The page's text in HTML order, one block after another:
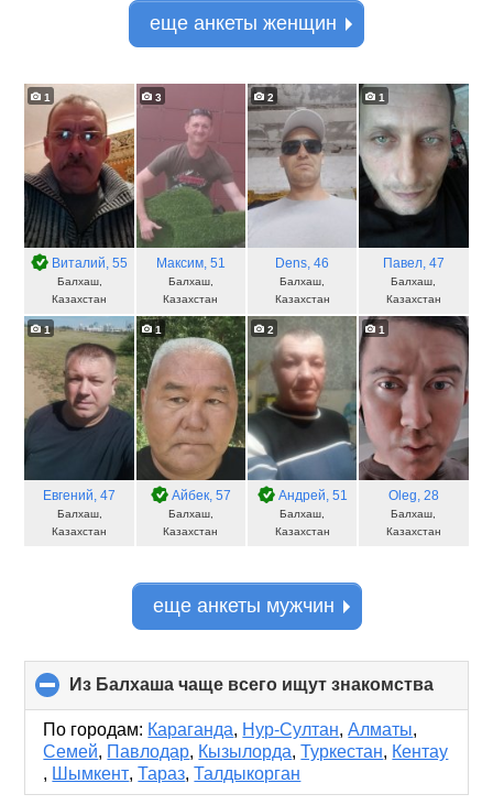
еще анкеты женщин
1
Виталий, 55
Балхаш,
Казахстан
3
Максим, 51
Балхаш,
Казахстан
2
Dens, 46
Балхаш,
Казахстан
1
Павел, 47
Балхаш,
Казахстан
1
Евгений, 47
Балхаш,
Казахстан
1
Айбек, 57
Балхаш,
Казахстан
2
Андрей, 51
Балхаш,
Казахстан
1
Oleg, 28
Балхаш,
Казахстан
еще анкеты мужчин
Из Балхаша чаще всего ищут знакомства
to
По городам: Караганда, Нур-Султан,Алматы,
Семей, Павлодар, Кызылорда,Туркестан, Кентау
, Шымкент,Тараз,Талдыкорган